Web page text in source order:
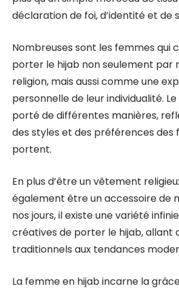
déclaration de foi, d’identité et de
Nombreuses sont les femmes qui
porter le hijab non seulement par
religion, mais aussi comme une
personnelle de leur individualité.
porté de différentes manières,
des styles et des préférences des
portent.
En plus d’être un vêtement
également être un accessoire de
nos jours, il existe une variété
créatives de porter le hijab, allant
traditionnels aux tendances
La femme en hijab incarne la